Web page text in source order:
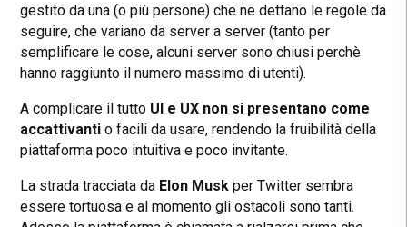
gestito da una (o più persone) che ne dettano le regole da
seguire, che variano da server a server (tanto per
semplificare le cose, alcuni server sono chiusi perchè
hanno raggiunto il numero massimo di utenti).
A complicare il tutto UI e UX non si presentano come
accattivanti o facili da usare, rendendo la fruibilità della
piattaforma poco intuitiva e poco invitante.
La strada tracciata da Elon Musk per Twitter sembra
essere tortuosa e al momento gli ostacoli sono tanti.